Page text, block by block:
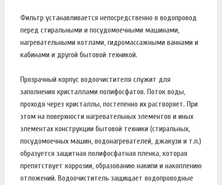
Фильтр устанавливается непосредственно в водопровод
перед стиральными и посудомоечными машинами,
нагревательными котлами, гидромассажными ваннами и
кабинами и другой бытовой техникой.
Прозрачный корпус водоочистителя служит для
заполнения кристаллами полифосфатов. Поток воды,
проходя через кристаллы, постепенно их растворяет. При
этом на поверхности нагревательных элементов и иных
элементах конструкции бытовой техники (стиральных,
посудомоечных машин, водонагревателей, джакузи и т.п.)
образуется защитная полифосфатная пленка, которая
препятствует коррозии, образованию накипи и накоплению
отложений. Водоочиститель защищает водопроводные